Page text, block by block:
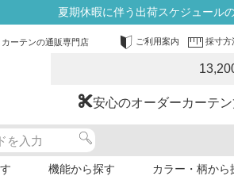
夏期休暇に伴う出荷スケジュール
ーテンの通販専門店 ご利用案内 採寸方
安心のオーダーカーテ
機能から探す カラー・柄から